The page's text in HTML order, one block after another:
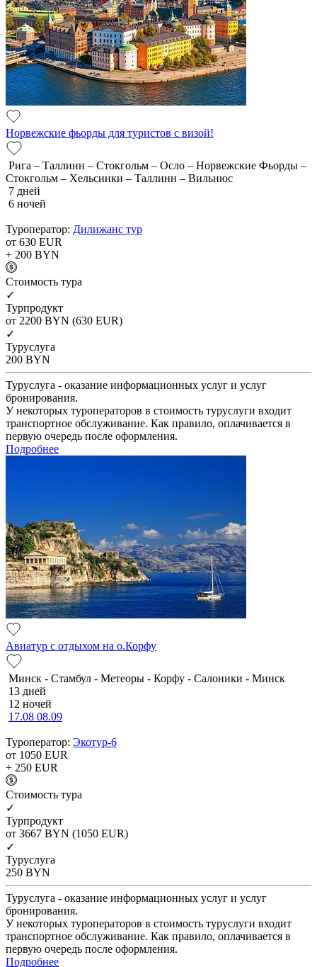
Норвежские фьорды для туристов с визой!
Рига – Таллинн – Стокгольм – Осло – Норвежские Фьорды –
Стокгольм – Хельсинки – Таллинн – Вильнюс
7 дней
6 ночей
Туроператор: Дилижанс тур
от 630 EUR
+ 200 BYN
Cтоимость тура
✓
Турпродукт
от 2200 BYN (630 EUR)
✓
Туруслуга
200 BYN
Туруслуга - оказание информационных услуг и услуг
бронирования.
У некоторых туроператоров в стоимость туруслуги входит
транспортное обслуживание. Как правило, оплачивается в
первую очередь после оформления.
Подробнее
Авиатур с отдыхом на о.Корфу
Минск - Стамбул - Метеоры - Корфу - Салоники - Минск
13 дней
12 ночей
17.08 08.09
Туроператор: Экотур-6
от 1050 EUR
+ 250 EUR
Cтоимость тура
✓
Турпродукт
от 3667 BYN (1050 EUR)
✓
Туруслуга
250 BYN
Туруслуга - оказание информационных услуг и услуг
бронирования.
У некоторых туроператоров в стоимость туруслуги входит
транспортное обслуживание. Как правило, оплачивается в
первую очередь после оформления.
Подробнее